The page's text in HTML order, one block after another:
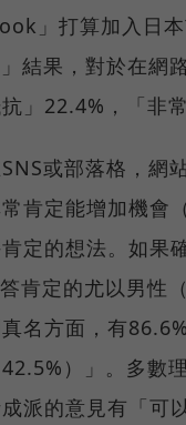
」打算加入日
結果，對於在網
抗」22.4%，「非
或部落格，網
肯定能增加機會
定的想法。如果
肯定的尤以男性
名方面，有
42.5%）」。多數
派的意見有「可